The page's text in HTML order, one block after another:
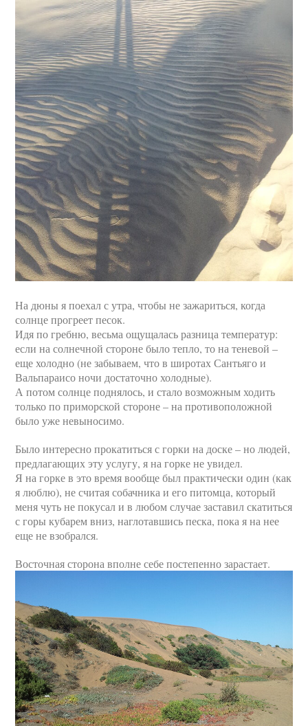
На дюны я поехал с утра, чтобы не зажариться, когда
солнце прогреет песок.
Идя по гребню, весьма ощущалась разница температур:
если на солнечной стороне было тепло, то на теневой –
еще холодно (не забываем, что в широтах Сантьяго и
Вальпараисо ночи достаточно холодные).
А потом солнце поднялось, и стало возможным ходить
только по приморской стороне – на противоположной
было уже невыносимо.
Было интересно прокатиться с горки на доске – но людей,
предлагающих эту услугу, я на горке не увидел.
Я на горке в это время вообще был практически один (как
я люблю), не считая собачника и его питомца, который
меня чуть не покусал и в любом случае заставил скатиться
с горы кубарем вниз, наглотавшись песка, пока я на нее
еще не взобрался.
Восточная сторона вполне себе постепенно зарастает.